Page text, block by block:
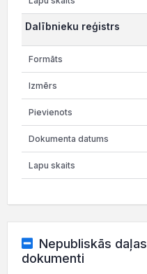
Dalībnieku reģistrs
Nepubliskās daļas
dokumenti